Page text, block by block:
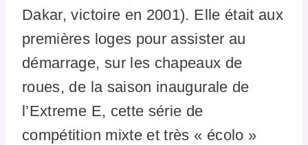
Dakar, victoire en 2001). Elle était aux
premières loges pour assister au
démarrage, sur les chapeaux de
roues, de la saison inaugurale de
l’Extreme E, cette série de
compétition mixte et très « écolo »